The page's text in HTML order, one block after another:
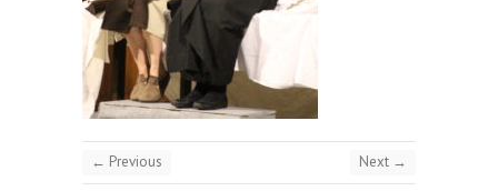
← Previous Next →